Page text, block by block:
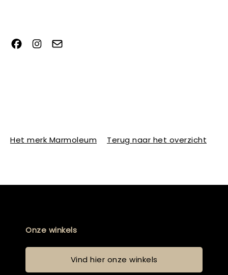
Het merk Marmoleum Terug naar het overzicht
Onze winkels
Vind hier onze winkels